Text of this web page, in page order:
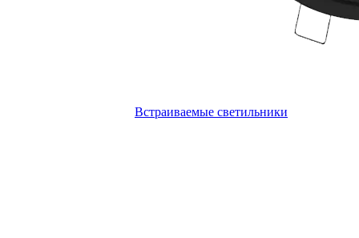
Встраиваемые светильники